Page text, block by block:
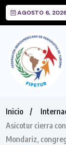
AGOSTO 6,
Inicio
Asicotur cierra
Mondariz,